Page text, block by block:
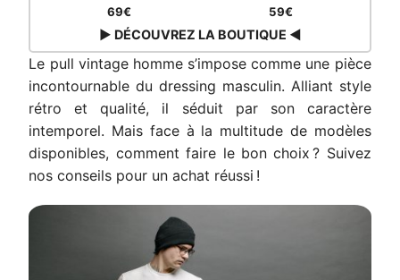
69€
59€
▶ DÉCOUVREZ LA BOUTIQUE ◀
Le pull vintage homme s’impose comme une pièce
incontournable du dressing masculin. Alliant style
rétro et qualité, il séduit par son caractère
intemporel. Mais face à la multitude de modèles
disponibles, comment faire le bon choix ? Suivez
nos conseils pour un achat réussi !